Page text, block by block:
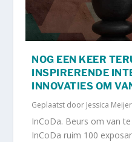
NOG EEN KEER
INSPIRERENDE
INNOVATIES OM
Geplaatst door Jessica
InCoDa. Beurs om van
InCoDa ruim 100